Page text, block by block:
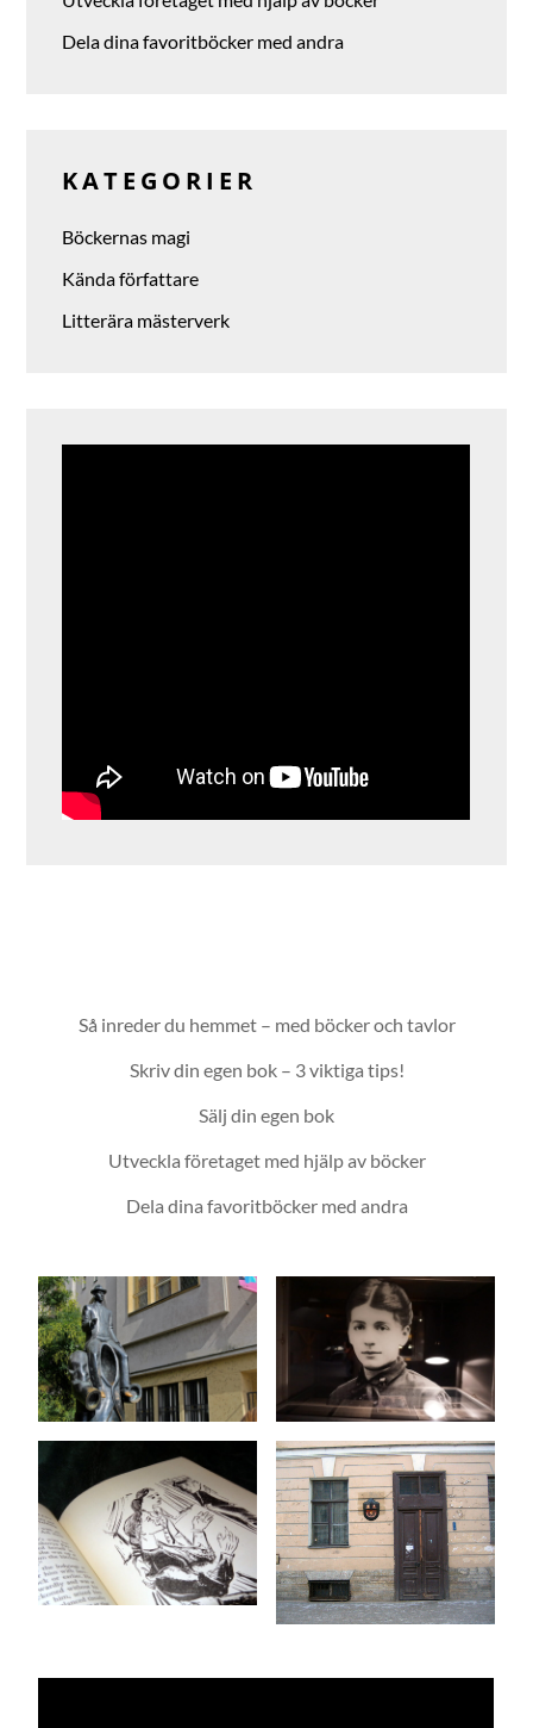
Dela dina favoritböcker med andra
KATEGORIER
Böckernas magi
Kända författare
Litterära mästerverk
Så inreder du hemmet – med böcker och tavlor
Skriv din egen bok – 3 viktiga tips!
Sälj din egen bok
Utveckla företaget med hjälp av böcker
Dela dina favoritböcker med andra